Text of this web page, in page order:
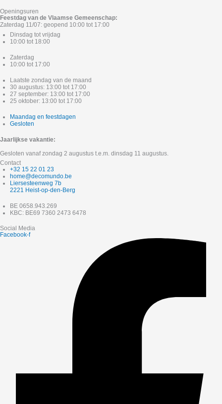
Openingsuren
Feestdag van de Vlaamse Gemeenschap:
Zaterdag 11/07: geopend 10:00 tot 17:00
Dinsdag tot vrijdag
10:00 tot 18:00
Zaterdag
10:00 tot 17:00
Laatste zondag van de maand
30 augustus: 13:00 tot 17:00
27 september: 13:00 tot 17:00
25 oktober: 13:00 tot 17:00
Maandag en feestdagen
Gesloten
Jaarlijkse vakantie:
Gesloten vanaf zondag 2 augustus t.e.m. dinsdag 11 augustus.
Contact
+32 15 22 01 23
home@decomundo.be
Liersesteenweg 7b
2221 Heist-op-den-Berg
BE 0658.943.269
KBC: BE69 7360 2473 6478
Social Media
Facebook-f